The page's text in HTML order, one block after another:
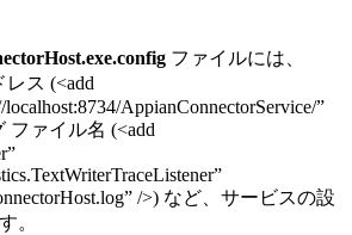
ファイルには、
ス (<add
localhost:8734/AppianConnectorService/”
ファイル名 (<add
/>) など、サービスの設
。